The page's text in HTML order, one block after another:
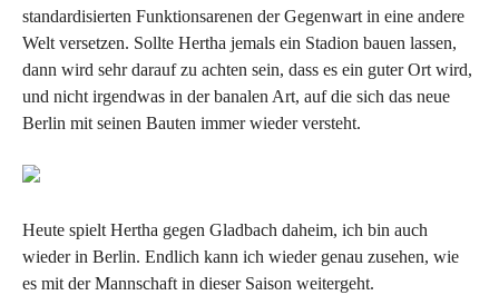
standardisierten Funktionsarenen der Gegenwart in eine andere
Welt versetzen. Sollte Hertha jemals ein Stadion bauen lassen,
dann wird sehr darauf zu achten sein, dass es ein guter Ort wird,
und nicht irgendwas in der banalen Art, auf die sich das neue
Berlin mit seinen Bauten immer wieder versteht.
Heute spielt Hertha gegen Gladbach daheim, ich bin auch
wieder in Berlin. Endlich kann ich wieder genau zusehen, wie
es mit der Mannschaft in dieser Saison weitergeht.